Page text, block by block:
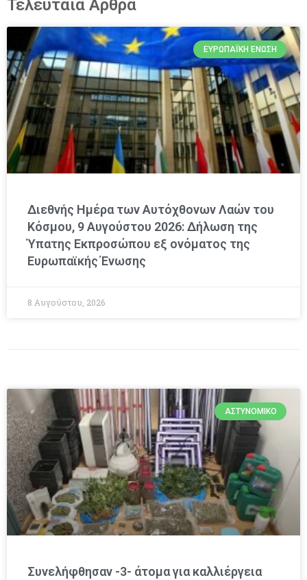
Τελευταία Άρθρα
ΕΥΡΩΠΑΪΚΉ ΈΝΩΣΗ
Διεθνής Ημέρα των Αυτόχθονων Λαών του
Κόσμου, 9 Αυγούστου 2026: Δήλωση της
Ύπατης Εκπροσώπου εξ ονόματος της
Ευρωπαϊκής Ένωσης
8 Αυγούστου, 2026
ΑΣΤΥΝΟΜΙΚΌ
Συνελήφθησαν -3- άτομα για καλλιέργεια